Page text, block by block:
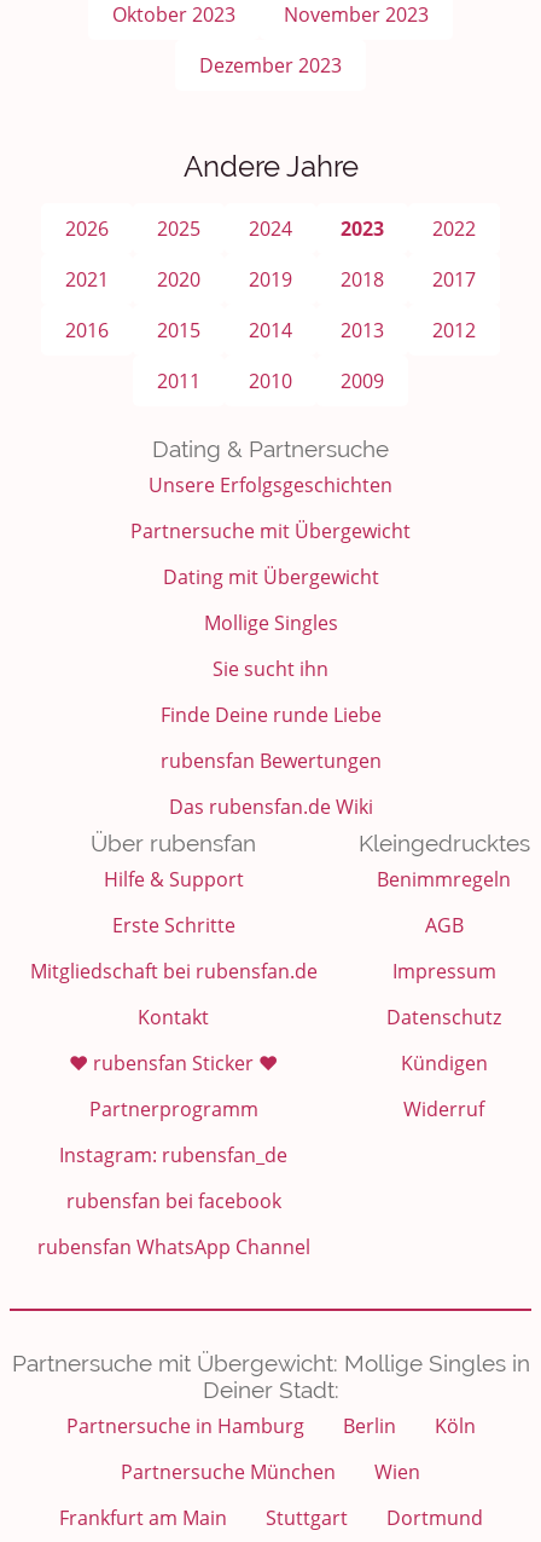
Oktober 2023
November 2023
Dezember 2023
Andere Jahre
2026 2025 2024 2023
2022
2021
2020 2019 2018
2017
2016
2015 2014 2013
2012
2011
2010 2009
Dating & Partnersuche
Unsere Erfolgsgeschichten
Partnersuche mit Übergewicht
Dating mit Übergewicht
Mollige Singles
Sie sucht ihn
Finde Deine runde Liebe
rubensfan Bewertungen
Das rubensfan.de Wiki
Über rubensfan
Hilfe & Support
Erste Schritte
Mitgliedschaft bei rubensfan.de
Kontakt
❤️ rubensfan Sticker ❤️
Partnerprogramm
Instagram: rubensfan_de
rubensfan bei facebook
rubensfan WhatsApp Channel
Kleingedrucktes
Benimmregeln
AGB
Impressum
Datenschutz
Kündigen
Widerruf
Partnersuche mit Übergewicht: Mollige Singles in
Deiner Stadt:
Partnersuche in Hamburg
Berlin
Köln
Partnersuche München
Wien
Frankfurt am Main
Stuttgart Dortmund